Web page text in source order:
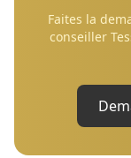
Faites la
conseiller